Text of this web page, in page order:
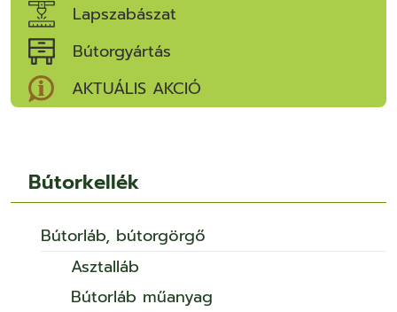
Lapszabászat
Bútorgyártás
AKTUÁLIS AKCIÓ
Bútorkellék
Bútorláb, bútorgörgő
Asztalláb
Bútorláb műanyag